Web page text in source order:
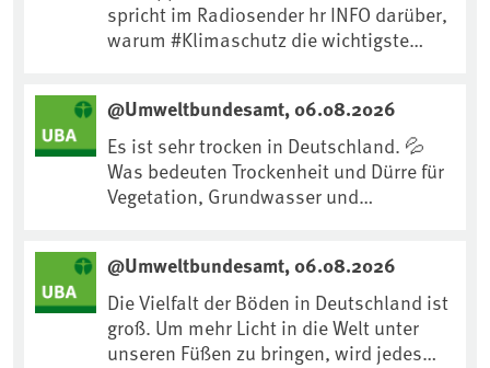
spricht im Radiosender hr INFO darüber,
warum #Klimaschutz die wichtigste
https://www.ardsounds.de/episode/urn
:ard:episode:0e7cf1c4b819c26d/
@Umweltbundesamt, 06.08.2026
Es ist sehr trocken in Deutschland. 💦
Was bedeuten Trockenheit und Dürre für
Vegetation, Grundwasser und
anpassen?🤔Antworten auf diese und
weitere Fragen auf unserer Webseite:
www.uba.de/trockenheit #Trockenheit
#Klimawandel
@Umweltbundesamt, 06.08.2026
Die Vielfalt der Böden in Deutschland ist
groß. Um mehr Licht in die Welt unter
unseren Füßen zu bringen, wird jedes